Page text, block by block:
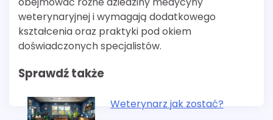
weterynaryjnej i wymagają dodatkowego
kształcenia oraz praktyki pod okiem
doświadczonych specjalistów.
Sprawdź także
Weterynarz jak zostać?